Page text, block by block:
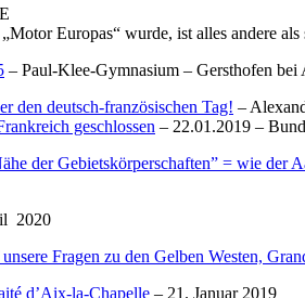
Europas“ wurde, ist alles andere als
– Paul-Klee-Gymnasium – Gersthofen bei
den deutsch-französischen Tag! –
geschlossen – 22.01.2019 –
der Gebietskörperschaften” = wie der
2020
Fragen zu den Gelben Westen,
d’Aix-la-Chapelle – 21. Januar 2019